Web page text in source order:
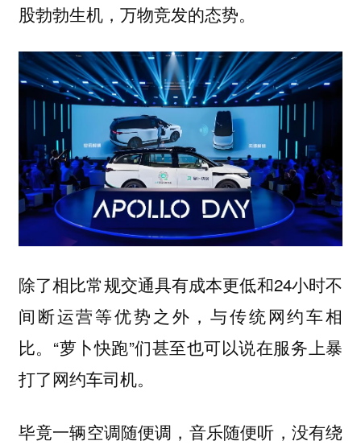
股勃勃生机，万物竞发的态势。
除了相比常规交通具有成本更低和24小时不
间断运营等优势之外，与传统网约车相
比。“萝卜快跑”们甚至也可以说在服务上暴
打了网约车司机。
毕竟一辆空调随便调，音乐随便听，没有绕